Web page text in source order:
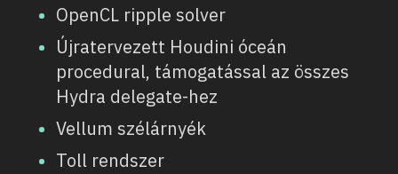
OpenCL ripple solver
Újratervezett Houdini óceán
procedural, támogatással az összes
Hydra delegate-hez
Vellum szélárnyék
Toll rendszer